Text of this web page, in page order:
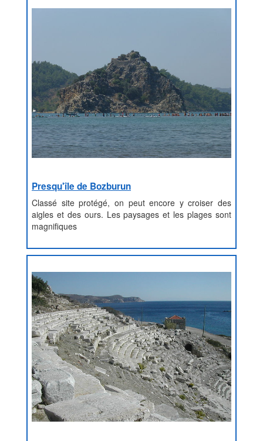
Presqu'île de Bozburun
Classé site protégé, on peut encore y croiser des
aigles et des ours. Les paysages et les plages sont
magnifiques